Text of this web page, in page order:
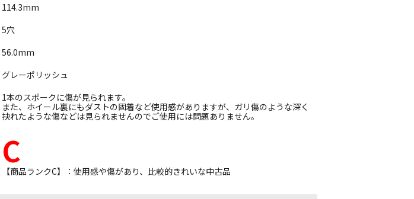
114.3mm
5穴
56.0mm
グレーポリッシュ
1本のスポークに傷が見られます。
また、ホイール裏にもダストの固着など使用感がありますが、ガリ傷のような深く
抉れたような傷などは見られませんのでご使用には問題ありません。
C
【商品ランクC】：使用感や傷があり、比較的きれいな中古品